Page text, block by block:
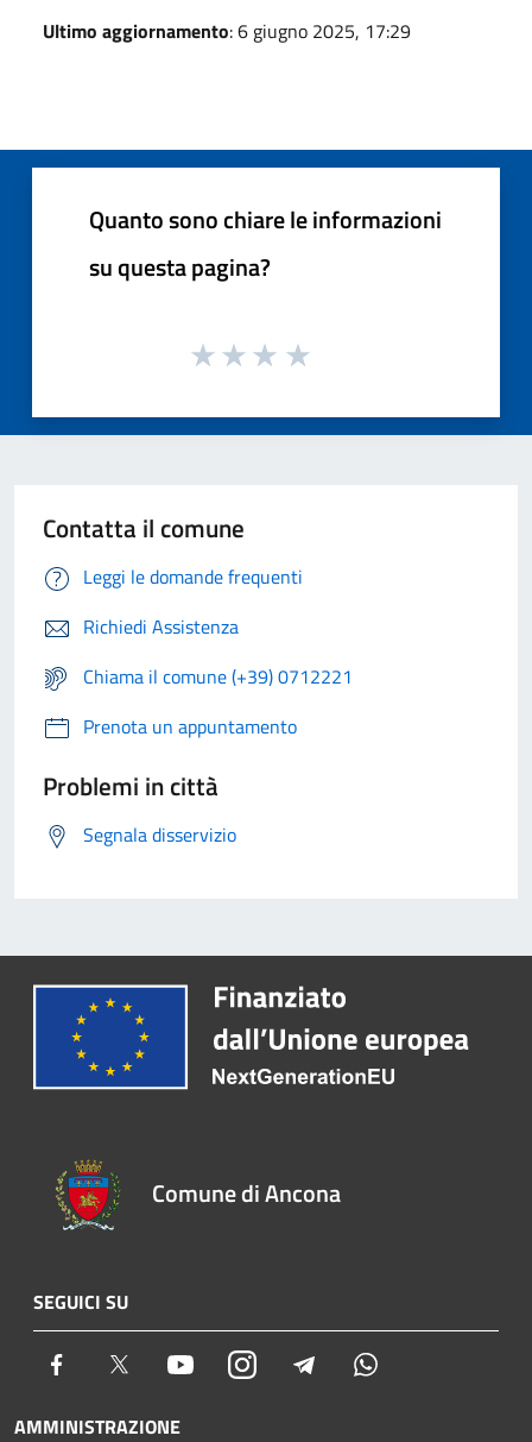
Ultimo aggiornamento: 6 giugno 2025, 17:29
Quanto sono chiare le informazioni
su questa pagina?
Contatta il comune
Leggi le domande frequenti
Richiedi Assistenza
Chiama il comune (+39) 0712221
Prenota un appuntamento
Problemi in città
Segnala disservizio
Comune di Ancona
SEGUICI SU
Facebook Twitter YoutubeInstagram Telegram
AMMINISTRAZIONE